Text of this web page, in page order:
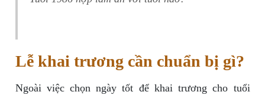
Lễ khai trương cần chuẩn bị gì?
Ngoài việc chọn ngày tốt để khai trương cho tuổi